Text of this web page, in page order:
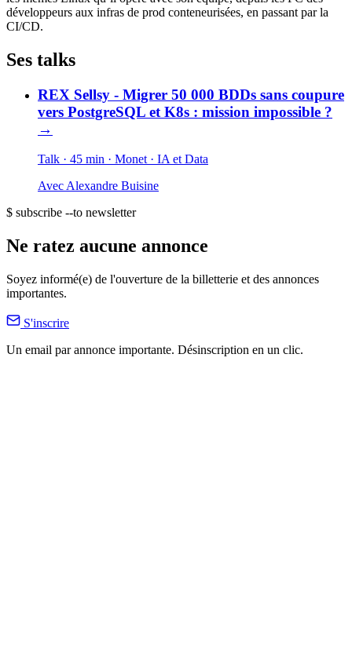
développeurs aux infras de prod conteneurisées, en passant par la
CI/CD.
Ses talks
REX Sellsy - Migrer 50 000 BDDs sans coupure
vers PostgreSQL et K8s : mission impossible ?
→
Talk · 45 min · Monet · IA et Data
AvecAlexandre Buisine
$ subscribe --to newsletter
Ne ratez aucune annonce
Soyez informé(e) de l'ouverture de la billetterie et des annonces
importantes.
S'inscrire
Un email par annonce importante. Désinscription en un clic.